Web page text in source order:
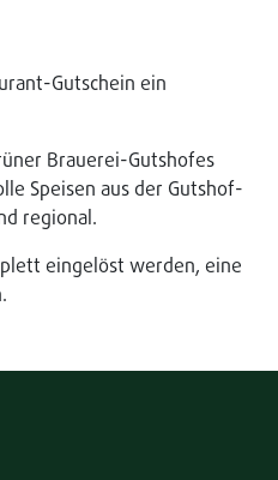
Gutschein ein
Brauerei-Gutshofes
Speisen aus der Gutshof-
regional.
eingelöst werden, eine